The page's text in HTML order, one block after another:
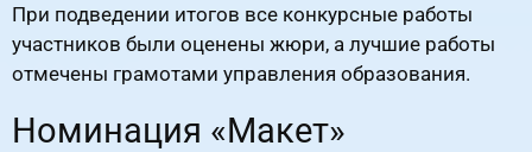
При подведении итогов все конкурсные работы
участников были оценены жюри, а лучшие работы
отмечены грамотами управления образования.
Номинация «Макет»